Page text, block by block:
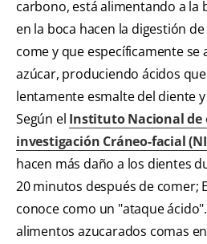
carbono, está alimentando a la
en la boca hacen la digestión
come y que específicamente se
azúcar, produciendo ácidos
lentamente esmalte del diente
Según el Instituto Nacional de
investigación Cráneo-facial
hacen más daño a los dientes
20 minutos después de comer;
conoce como un "ataque
alimentos azucarados comas